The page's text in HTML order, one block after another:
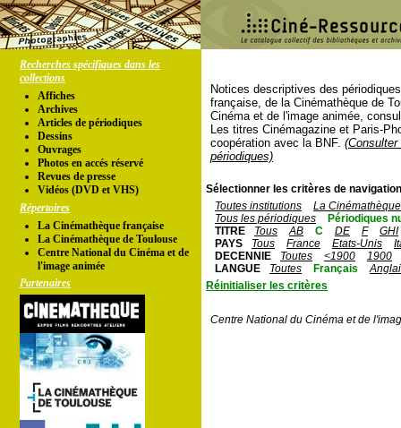
Recherches spécifiques dans les
collections
Affiches
Archives
Articles de périodiques
Dessins
Ouvrages
Photos en accés réservé
Revues de presse
Vidéos (DVD et VHS)
Répertoires
La Cinémathèque française
La Cinémathèque de Toulouse
Centre National du Cinéma et de
l'image animée
Partenaires
Notices descriptives des
française, de la Cinémathèque de
Cinéma et de l'image animée,
Les titres Cinémagazine et Paris-
coopération avec la BNF.
périodiques)
Sélectionner les critères de
Toutes institutions
La
Tous les périodiques
Périodiques
TITRE
Tous AB C DE F
GHI
PAYS
Tous France Etats-Unis
DECENNIE
Toutes <1900
1900
LANGUE
Toutes Français
Réinitialiser les critères
Centre National du Cinéma et de